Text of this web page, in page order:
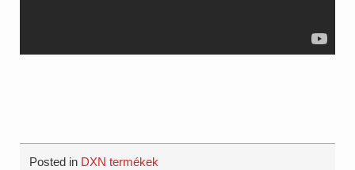
Posted in DXN termékek